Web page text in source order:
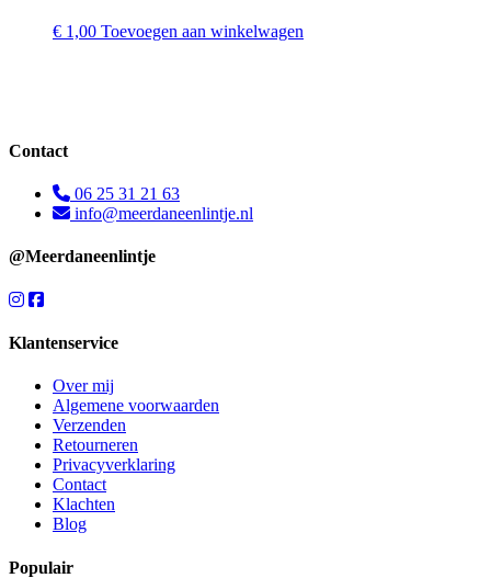
€ 1,00 Toevoegen aan winkelwagen
Contact
06 25 31 21 63
info@meerdaneenlintje.nl
@Meerdaneenlintje
Klantenservice
Over mij
Algemene voorwaarden
Verzenden
Retourneren
Privacyverklaring
Contact
Klachten
Blog
Populair